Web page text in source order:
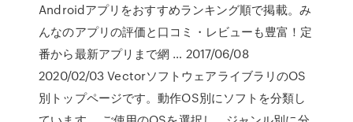
Androidアプリをおすすめランキング順で掲載。み
んなのアプリの評価と口コミ・レビューも豊富！定
番から最新アプリまで網 … 2017/06/08
2020/02/03 VectorソフトウェアライブラリのOS
別トップページです。動作OS別にソフトを分類し